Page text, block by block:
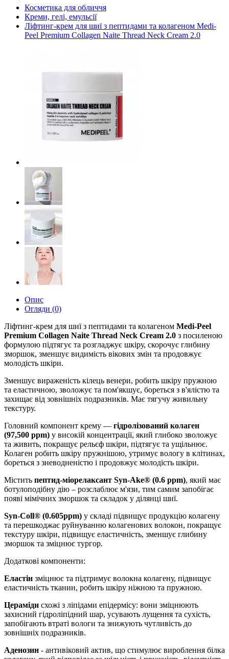
Косметика для обличчя
Креми, гелі, емульсії
Ліфтинг-крем для шиї з пептидами та колагеном Medi-
Peel Premium Collagen Naite Thread Neck Cream 2.0
Опис
Огляди (0)
Ліфтинг-крем для шиї з пептидами та колагеном Medi-Peel
Premium Collagen Naite Thread Neck Cream 2.0 з посиленою
формулою підтягує та розгладжує шкіру, скорочує глибину
зморшок, зменшує видимість вікових змін та продовжує
молодість шкіри.
Зменшує вираженість кілець венери, робить шкіру пружною
та еластичною, зволожує та пом'якшує, бореться з в'ялістю та
захищає від зовнішніх подразників. Має тягучу живильну
текстуру.
Головний компонент крему — гідролізований колаген
(97,500 ppm) у високій концентрації, який глибоко зволожує
та живить, покращує рельєф шкіри, підтягує та ущільнює.
Колаген робить шкіру пружнішою, утримує вологу в клітинах,
бореться з зневодненістю і продовжує молодість шкіри.
Містить пептид-міорелаксант Syn-Ake® (0.6 ppm), який має
ботулоподібну дію – розслаблює м'язи, тим самим запобігає
появі мімічних зморшок та складок у ділянці шиї.
Syn-Coll® (0.605ppm) у складі підвищує продукцію колагену
та перешкоджає руйнуванню колагенових волокон, покращує
текстуру шкіри, підвищує еластичність, зменшує глибину
зморшок та зміцнює тургор.
Додаткові компоненти:
Еластін зміцнює та підтримує волокна колагену, підвищує
еластичність тканин, робить шкіру ніжною та пружною.
Цераміди схожі з ліпідами епідермісу: вони зміцнюють
захисний гідроліпідний шар, усувають лущення та сухість,
запобігають втраті вологи та знижують чутливість до
зовнішніх подразників.
Аденозин - антивіковий актив, що стимулює вироблення білка